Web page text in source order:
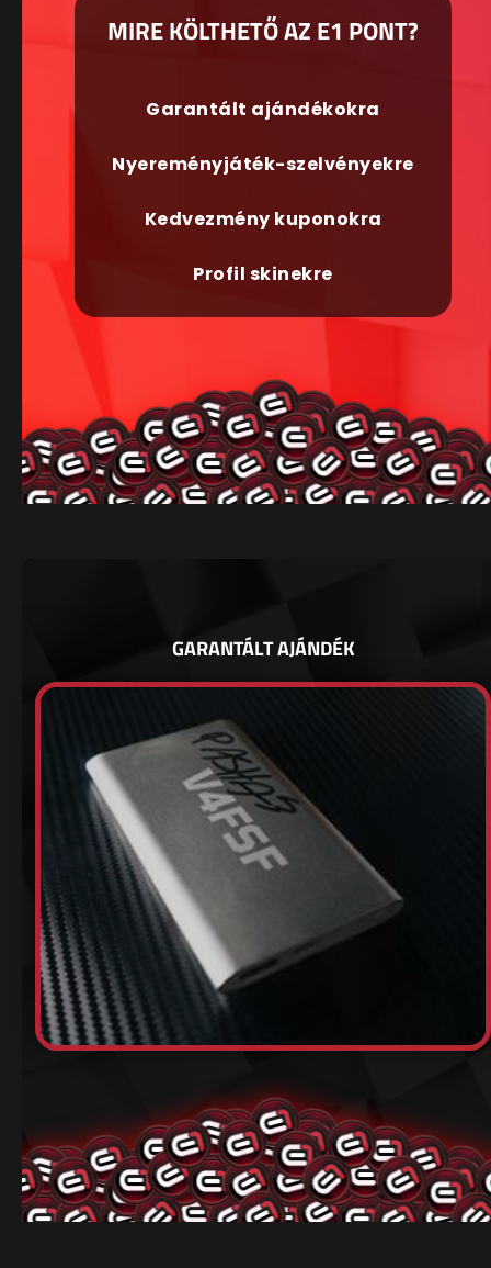
MIRE KÖLTHETŐ AZ E1 PONT?
Garantált ajándékokra
Nyereményjáték-szelvényekre
Kedvezmény kuponokra
Profil skinekre
GARANTÁLT AJÁNDÉK